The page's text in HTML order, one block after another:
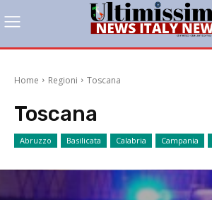
Home Regioni Toscana
Toscana
Abruzzo Basilicata Calabria Campania